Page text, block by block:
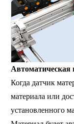
Автоматическая
Когда датчик
материала или
установленного